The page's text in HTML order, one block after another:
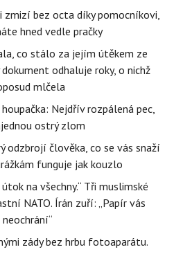
zmizí bez octa díky pomocníkovi,
hned vedle pračky
co stálo za jejím útěkem ze
odhaluje roky, o nichž
mlčela
Nejdřív rozpálená pec,
ostrý zlom
odzbrojí člověka, co se vás snaží
funguje jak kouzlo
na všechny.“ Tři muslimské
NATO. Írán zuří: „Papír vás
neochrání“
zády bez hrbu fotoaparátu.